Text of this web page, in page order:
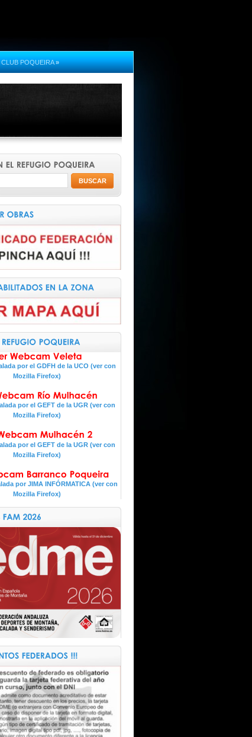
CLUB POQUEIRA »
por el GDFH de la UCO (ver con
Mozilla Firefox)
por el GEFT de la UGR (ver con
Mozilla Firefox)
por el GEFT de la UGR (ver con
Mozilla Firefox)
por JIMA INFÓRMATICA (ver con
Mozilla Firefox)